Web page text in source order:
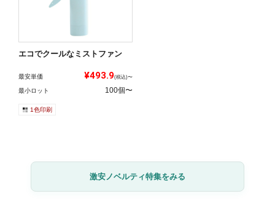
エコでクールなミストファン
最安単価 ¥493.9(税込)〜
最小ロット 100個〜
1色印刷
激安ノベルティ特集をみる